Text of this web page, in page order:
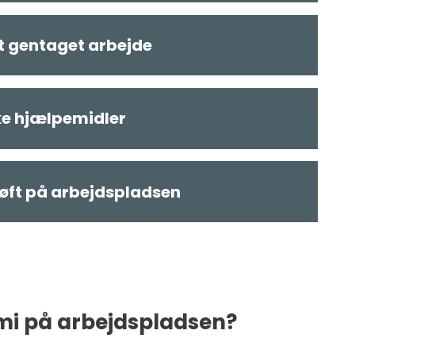
gentaget arbejde
hjælpemidler
på arbejdspladsen
på arbejdspladsen?